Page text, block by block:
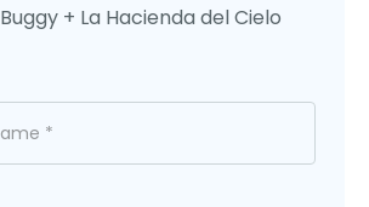
Buggy + La Hacienda del Cielo